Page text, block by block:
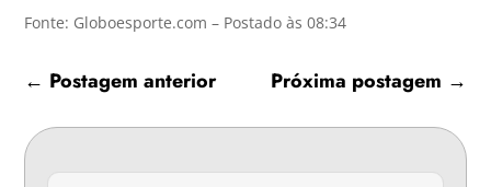
Fonte: Globoesporte.com – Postado às 08:34
← Postagem anterior Próxima postagem →